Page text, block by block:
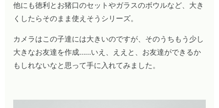
他にも徳利とお猪口のセットやガラスのボウルなど、大き
くしたらそのまま使えそうシリーズ。
カメラはこの子達には大きいのですが、そのうちもう少し
大きなお友達を作成……いえ、ええと、お友達ができるか
もしれないなと思って手に入れてみました。